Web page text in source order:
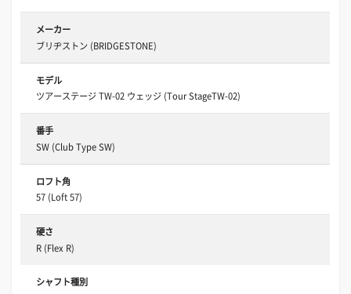
メーカー
ブリヂストン (BRIDGESTONE)
モデル
ツアーステージ TW-02 ウェッジ (Tour StageTW-02)
番手
SW (Club Type SW)
ロフト角
57 (Loft 57)
硬さ
R (Flex R)
シャフト種別